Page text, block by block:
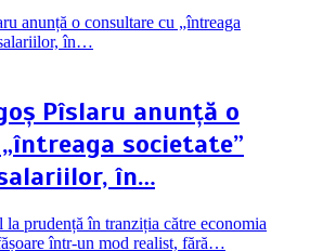
Pîslaru anunță o
societate”
în…